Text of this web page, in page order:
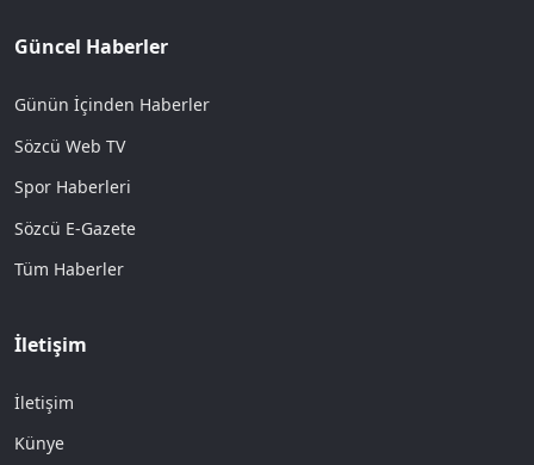
Güncel Haberler
Günün İçinden Haberler
Sözcü Web TV
Spor Haberleri
Sözcü E-Gazete
Tüm Haberler
İletişim
İletişim
Künye